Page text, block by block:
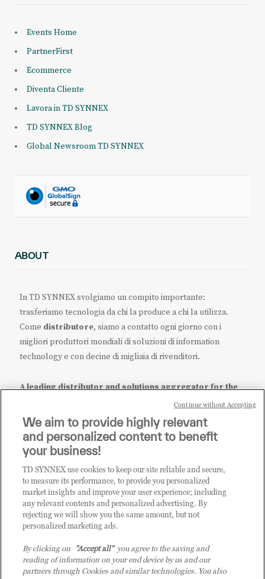
Events Home
PartnerFirst
Ecommerce
Diventa Cliente
Lavora in TD SYNNEX
TD SYNNEX Blog
Global Newsroom TD SYNNEX
ABOUT
In TD SYNNEX svolgiamo un compito importante:
trasferiamo tecnologia da chi la produce a chi la utilizza.
Come distributore, siamo a contatto ogni giorno con i
migliori produttori mondiali di soluzioni di information
technology e con decine di migliaia di rivenditori.
A leading distributor and solutions aggregator for the
it.tdsynnex.com eu.tdsynnex.com| tdsynnex.com
CATEGORIE
Categorie
We aim to provide highly relevant
and personalized content to benefit
your business!
TD SYNNEX use cookies to keep our site reliable and secure,
to measure its performance, to provide you personalized
market insights and improve your user experience; including
any relevant contents and personalized advertising. By
rejecting we will show you the same amount, but not
personalized marketing ads.
By clicking on "Accept all"you agree to the saving and
reading of information on your end device by us and our
partners through Cookies and similar technologies. You also
Continue without Accepting